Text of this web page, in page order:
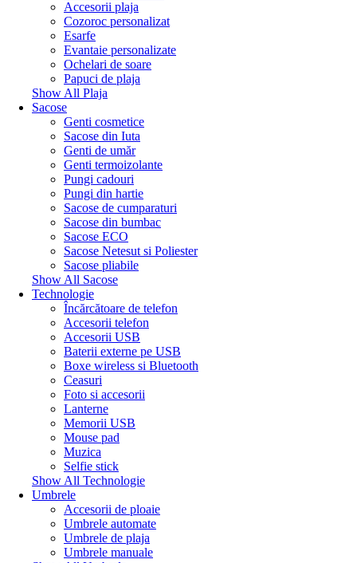
Accesorii plaja
Cozoroc personalizat
Esarfe
Evantaie personalizate
Ochelari de soare
Papuci de plaja
Show All Plaja
Sacose
Genti cosmetice
Sacose din Iuta
Genti de umăr
Genti termoizolante
Pungi cadouri
Pungi din hartie
Sacose de cumparaturi
Sacose din bumbac
Sacose ECO
Sacose Netesut si Poliester
Sacose pliabile
Show All Sacose
Technologie
Încărcătoare de telefon
Accesorii telefon
Accesorii USB
Baterii externe pe USB
Boxe wireless si Bluetooth
Ceasuri
Foto si accesorii
Lanterne
Memorii USB
Mouse pad
Muzica
Selfie stick
Show All Technologie
Umbrele
Accesorii de ploaie
Umbrele automate
Umbrele de plaja
Umbrele manuale